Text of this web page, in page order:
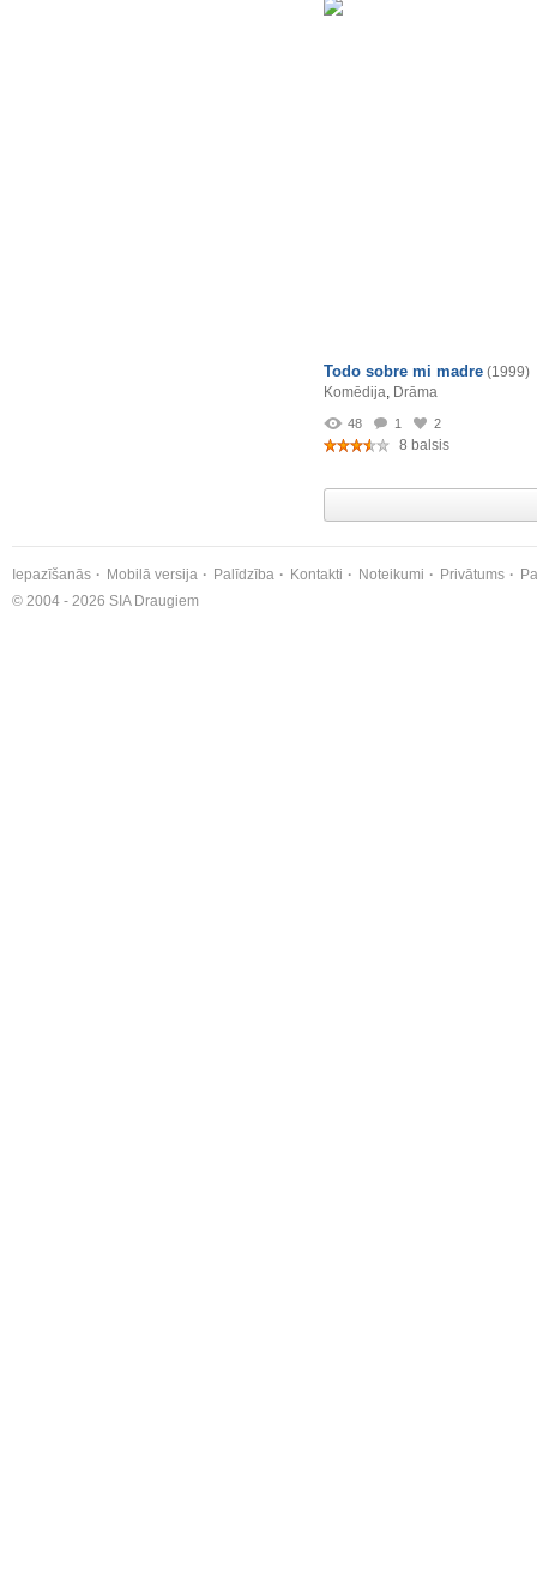
Todo sobre mi madre (1999)
Komēdija, Drāma
48 1 2
8 balsis
Iepazīšanās Mobilā versija Palīdzība Kontakti Noteikumi Privātums
© 2004 - 2026 SIA Draugiem